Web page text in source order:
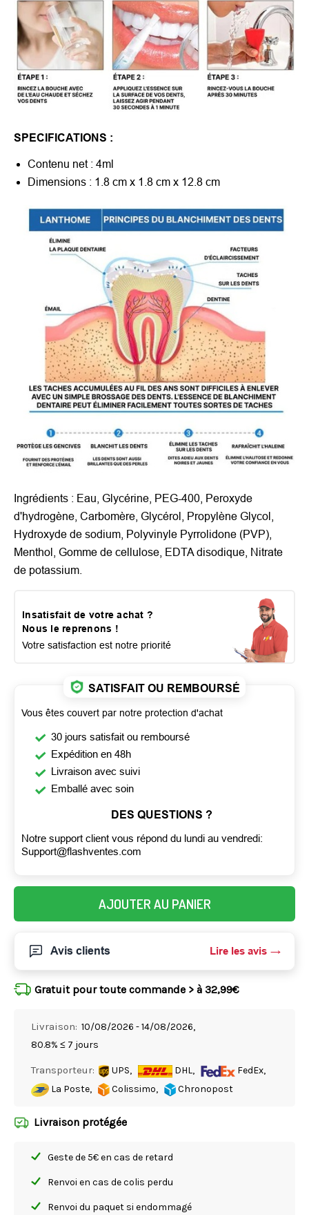
SPECIFICATIONS :
Contenu net : 4ml
Dimensions : 1.8 cm x 1.8 cm x 12.8 cm
Ingrédients : Eau, Glycérine, PEG-400, Peroxyde
d'hydrogène, Carbomère, Glycérol, Propylène Glycol,
Hydroxyde de sodium, Polyvinyle Pyrrolidone (PVP),
Menthol, Gomme de cellulose, EDTA disodique, Nitrate
de potassium.
Insatisfait de votre achat ?
Nous le reprenons !
Votre satisfaction est notre priorité
SATISFAIT OU REMBOURSÉ
Vous êtes couvert par notre protection d'achat
30 jours satisfait ou remboursé
Expédition en 48h
Livraison avec suivi
Emballé avec soin
DES QUESTIONS ?
Notre support client vous répond du lundi au vendredi:
Support@flashventes.com
AJOUTER AU PANIER
Avis clients Lire les avis
Gratuit pour toute commande > à 32,99€
Livraison: 10/08/2026 - 14/08/2026,
80.8% ≤ 7 jours
Transporteur: UPS, DHL,
FedEx,
La Poste,
Colissimo, Chronopost
Livraison protégée
Geste de 5€ en cas de retard
Renvoi en cas de colis perdu
Renvoi du paquet si endommagé